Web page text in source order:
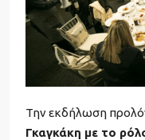
Την εκδήλωση
Γκαγκάκη με το